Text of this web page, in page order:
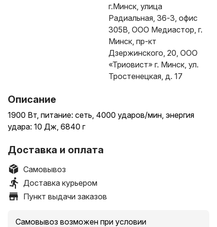
г.Минск, улица
Радиальная, 36-3, офис
305В, ООО Медиастор, г.
Минск, пр-кт
Дзержинского, 20, ООО
«Триовист» г. Минск, ул.
Тростенецкая, д. 17
Описание
1900 Вт, питание: сеть, 4000 ударов/мин, энергия
удара: 10 Дж, 6840 г
Доставка и оплата
Самовывоз
Доставка курьером
Пункт выдачи заказов
Самовывоз возможен при условии